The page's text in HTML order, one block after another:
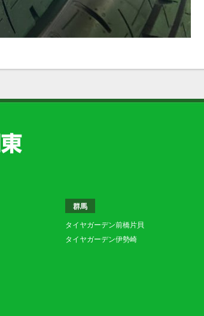
群馬
タイヤガーデン前橋片貝
タイヤガーデン伊勢崎